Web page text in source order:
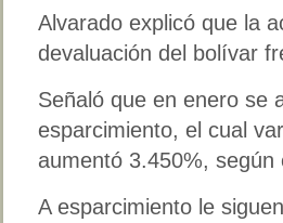
Alvarado explicó que la
devaluación del bolívar
Señaló que en enero se
esparcimiento, el cual
aumentó 3.450%, según
A esparcimiento le